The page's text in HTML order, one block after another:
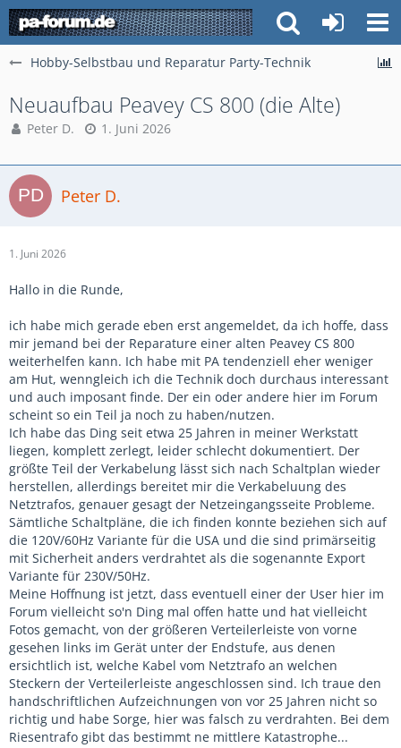
Hobby-Selbstbau und Reparatur Party-Technik
Neuaufbau Peavey CS 800 (die Alte)
Peter D. 1. Juni 2026
Peter D.
1. Juni 2026
Hallo in die Runde,
ich habe mich gerade eben erst angemeldet, da ich hoffe, dass
mir jemand bei der Reparature einer alten Peavey CS 800
weiterhelfen kann. Ich habe mit PA tendenziell eher weniger
am Hut, wenngleich ich die Technik doch durchaus interessant
und auch imposant finde. Der ein oder andere hier im Forum
scheint so ein Teil ja noch zu haben/nutzen.
Ich habe das Ding seit etwa 25 Jahren in meiner Werkstatt
liegen, komplett zerlegt, leider schlecht dokumentiert. Der
größte Teil der Verkabelung lässt sich nach Schaltplan wieder
herstellen, allerdings bereitet mir die Verkabeluung des
Netztrafos, genauer gesagt der Netzeingangsseite Probleme.
Sämtliche Schaltpläne, die ich finden konnte beziehen sich auf
die 120V/60Hz Variante für die USA und die sind primärseitig
mit Sicherheit anders verdrahtet als die sogenannte Export
Variante für 230V/50Hz.
Meine Hoffnung ist jetzt, dass eventuell einer der User hier im
Forum vielleicht so'n Ding mal offen hatte und hat vielleicht
Fotos gemacht, von der größeren Verteilerleiste von vorne
gesehen links im Gerät unter der Endstufe, aus denen
ersichtlich ist, welche Kabel vom Netztrafo an welchen
Steckern der Verteilerleiste angeschlossen sind. Ich traue den
handschriftlichen Aufzeichnungen von vor 25 Jahren nicht so
richtig und habe Sorge, hier was falsch zu verdrahten. Bei dem
Riesentrafo gibt das bestimmt ne mittlere Katastrophe...